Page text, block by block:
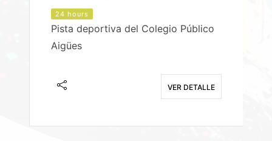
24 hours
Pista deportiva del Colegio Público
Aigües
VER DETALLE